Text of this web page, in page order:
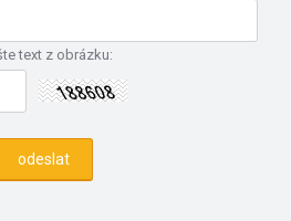
text z obrázku: